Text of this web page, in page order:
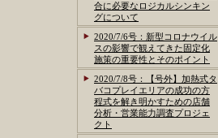
合に必要なロジカルシンキン
グについて
2020/7/6号：新型コロナウイル
スの影響で観えてきた固定化
施策の重要性とそのポイント
2020/7/8号：【号外】加熱式タ
バコプレイエリアの成功の方
程式を解き明かすための店舗
分析・営業能力調査プロジェ
クト